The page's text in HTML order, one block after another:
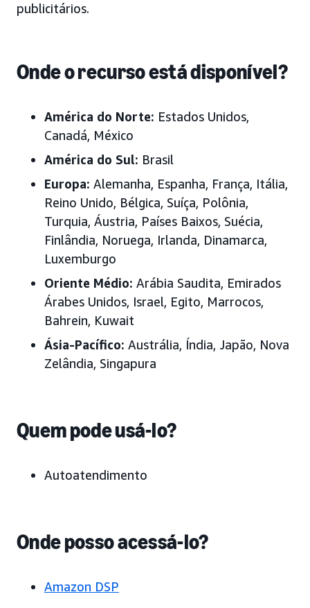
publicitários.
Onde o recurso está disponível?
América do Norte: Estados Unidos,
Canadá, México
América do Sul: Brasil
Europa: Alemanha, Espanha, França, Itália,
Reino Unido, Bélgica, Suíça, Polônia,
Turquia, Áustria, Países Baixos, Suécia,
Finlândia, Noruega, Irlanda, Dinamarca,
Luxemburgo
Oriente Médio: Arábia Saudita, Emirados
Árabes Unidos, Israel, Egito, Marrocos,
Bahrein, Kuwait
Ásia-Pacífico: Austrália, Índia, Japão, Nova
Zelândia, Singapura
Quem pode usá-lo?
Autoatendimento
Onde posso acessá-lo?
Amazon DSP